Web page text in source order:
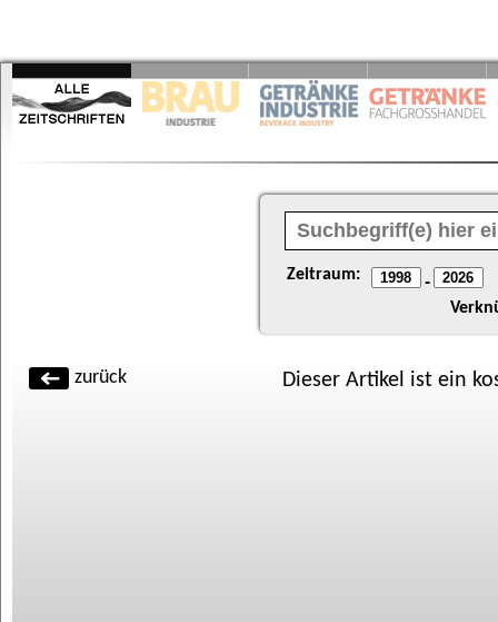
Zeitraum: -
zurück Dieser Artikel ist ein